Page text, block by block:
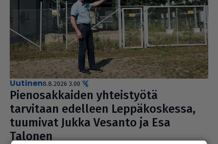
uutinen8.8.2026 3.00
Pie­no­sak­kai­den yhteis­työtä
tarvitaan edelleen Lep­pä­kos­kessa,
tuumivat Jukka Vesanto ja Esa
Talonen